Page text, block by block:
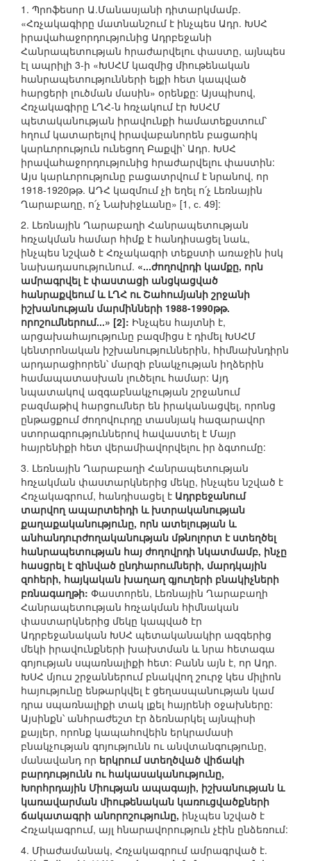
1. Պրոֆեսոր Ա.Մանասյանի դիտարկմամբ.
«Հռչակագիրը մատնանշում է ինչպես Ադր. ԽՍՀ
իրավահաջորդությունից Ադրբեջանի
Հանրապետության հրաժարվելու փաստը, այնպես
էլ ապրիլի 3-ի «ԽՍՀՄ կազմից միութենական
հանրապետությունների ելքի հետ կապված
հարցերի լուծման մասին» օրենքը: Այսպիսով,
Հռչակագիրը ԼՂՀ-ն հռչակում էր ԽՍՀՄ
պետականության իրավունքի համատեքստում՝
հղում կատարելով իրավաբանորեն բացառիկ
կարևորություն ունեցող Բաքվի՝ Ադր. ԽՍՀ
իրավահաջորդությունից հրաժարվելու փաստին:
Այս կարևորությունը բացատրվում է նրանով, որ
1918-1920թթ. ԱԴՀ կազմում չի եղել ո՛չ Լեռնային
Ղարաբաղը, ո՛չ Նախիջևանը» [1, с. 49]:
2. Լեռնային Ղարաբաղի Հանրապետության
հռչակման համար հիմք է հանդիսացել նաև,
ինչպես նշված է Հռչակագրի տեքստի առաջին իսկ
նախադասությունում. «...ժողովրդի կամքը, որն
ամրագրվել է փաստացի անցկացված
հանրաքվեում և ԼՂՀ ու Շահումյանի շրջանի
իշխանության մարմինների 1988-1990թթ.
որոշումներում...» [2]: Ինչպես հայտնի է,
արցախահայությունը բազմիցս է դիմել ԽՍՀՄ
կենտրոնական իշխանություններին, հիմնախնդիրն
արդարացիորեն՝ մարզի բնակչության իղձերին
համապատասխան լուծելու համար: Այդ
նպատակով ազգաբնակչության շրջանում
բազմաթիվ հարցումներ են իրականացվել, որոնց
ընթացքում ժողովուրդը տասնյակ հազարավոր
ստորագրություններով հավաստել է Մայր
հայրենիքի հետ վերամիավորվելու իր ձգտումը:
3. Լեռնային Ղարաբաղի Հանրապետության
հռչակման փաստարկներից մեկը, ինչպես նշված է
Հռչակագրում, հանդիսացել է Ադրբեջանում
տարվող ապարտեիդի և խտրականության
քաղաքականությունը, որն ատելության և
անհանդուրժողականության մթնոլորտ է ստեղծել
հանրապետության հայ ժողովրդի նկատմամբ, ինչը
հասցրել է զինված ընդհարումների, մարդկային
զոհերի, հայկական խաղաղ գյուղերի բնակիչների
բռնագաղթի: Փաստորեն, Լեռնային Ղարաբաղի
Հանրապետության հռչակման հիմնական
փաստարկներից մեկը կապված էր
Ադրբեջանական ԽՍՀ պետականակիր ազգերից
մեկի իրավունքների խախտման և նրա հետագա
գոյության սպառնալիքի հետ: Բանն այն է, որ Ադր.
ԽՍՀ մյուս շրջաններում բնակվող շուրջ կես միլիոն
հայությունը ենթարկվել է ցեղասպանության կամ
դրա սպառնալիքի տակ լքել հայրենի օջախները:
Այսինքն՝ անհրաժեշտ էր ձեռնարկել այնպիսի
քայլեր, որոնք կապահովեին երկրամասի
բնակչության գոյությունն ու անվտանգությունը,
մանավանդ որ երկրում ստեղծված վիճակի
բարդությունն ու հակասականությունը,
Խորհրդային Միության ապագայի, իշխանության և
կառավարման միութենական կառուցվածքների
ճակատագրի անորոշությունը, ինչպես նշված է
Հռչակագրում, այլ հնարավորություն չէին ընձեռում:
4. Միաժամանակ, Հռչակագրում ամրագրված է.